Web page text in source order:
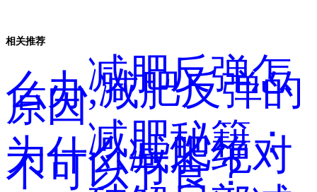
相关推荐
减肥反弹怎
么办,减肥反弹的
原因
减肥秘籍：
为什么减肥绝对
不可以节食？